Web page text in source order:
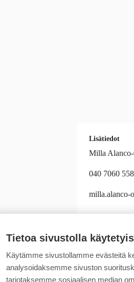
Lisätiedot
Milla
040 7060 558
milla.alanco-
Tietoa sivustolla
Käytämme sivustollamme evästeitä
analysoidaksemme sivuston
tarjotaksemme sosiaalisen median